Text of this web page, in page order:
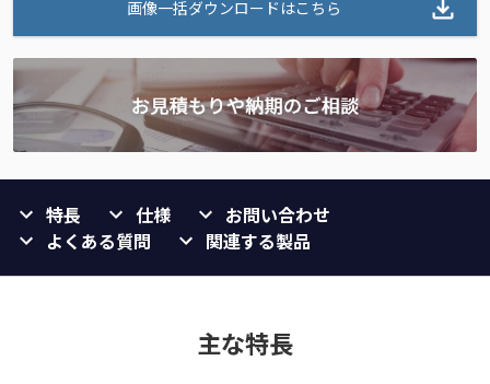
画像一括ダウンロードはこちら
特長 仕様
お問い合わせ
よくある質問
関連する製品
主な特長